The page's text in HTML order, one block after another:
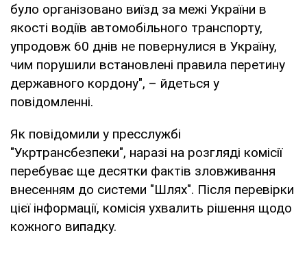
було організовано виїзд за межі України в
якості водіїв автомобільного транспорту,
упродовж 60 днів не повернулися в Україну,
чим порушили встановлені правила перетину
державного кордону", – йдеться у
повідомленні.
Як повідомили у пресслужбі
"Укртрансбезпеки", наразі на розгляді комісії
перебуває ще десятки фактів зловживання
внесенням до системи "Шлях". Після перевірки
цієї інформації, комісія ухвалить рішення щодо
кожного випадку.